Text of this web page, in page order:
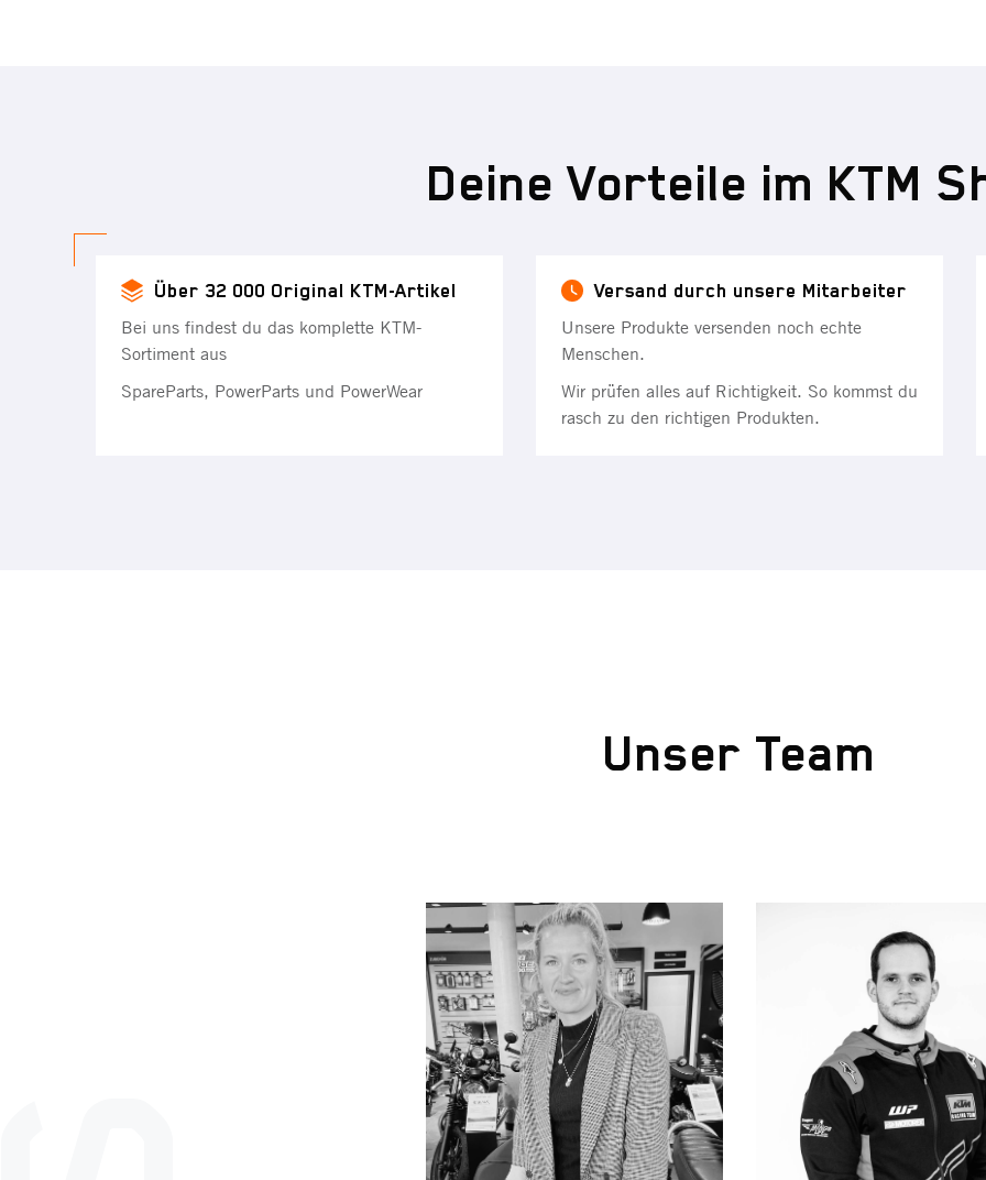
Deine Vorteile im KTM
Über 32 000 Original KTM-Artikel
Bei uns findest du das komplette KTM-
Sortiment aus
SpareParts, PowerParts und PowerWear
Versand durch unsere Mitarbeiter
Unsere Produkte versenden noch echte
Menschen.
Wir prüfen alles auf Richtigkeit. So kommst du
rasch zu den richtigen Produkten.
Unser Team